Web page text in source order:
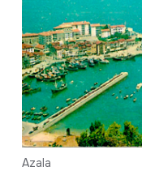
Azala